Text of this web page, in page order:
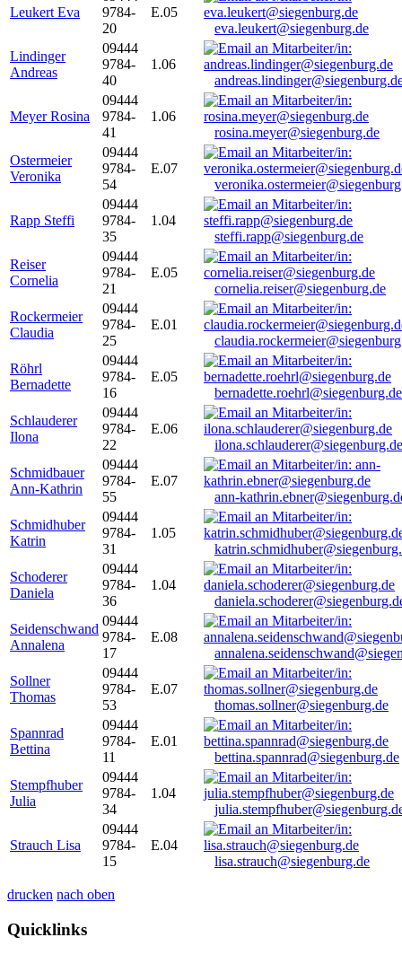
Leukert Eva
9784-
20
E.05
eva.leukert@siegenburg.de
Lindinger
Andreas
09444
9784-
40
1.06
Meyer Rosina
09444
9784-
41
1.06
rosina.meyer@siegenburg.de
Ostermeier
Veronika
09444
9784-
54
E.07
Rapp Steffi
09444
9784-
35
1.04
steffi.rapp@siegenburg.de
Reiser
Cornelia
09444
9784-
21
E.05
cornelia.reiser@siegenburg.de
Rockermeier
Claudia
09444
9784-
25
E.01
Röhrl
Bernadette
09444
9784-
16
E.05
bernadette.roehrl@siegenburg.de
Schlauderer
Ilona
09444
9784-
22
E.06
ilona.schlauderer@siegenburg.de
Schmidbauer
Ann-Kathrin
09444
9784-
55
E.07
ann-
Schmidhuber
Katrin
09444
9784-
31
1.05
Schoderer
Daniela
09444
9784-
36
1.04
Seidenschwand
Annalena
09444
9784-
17
E.08
Sollner
Thomas
09444
9784-
53
E.07
thomas.sollner@siegenburg.de
Spannrad
Bettina
09444
9784-
11
E.01
bettina.spannrad@siegenburg.de
Stempfhuber
Julia
09444
9784-
34
1.04
Strauch Lisa
09444
9784-
15
E.04
lisa.strauch@siegenburg.de
drucken nach oben
Quicklinks